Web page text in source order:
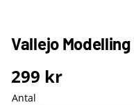
Vallejo
299 kr
Antal